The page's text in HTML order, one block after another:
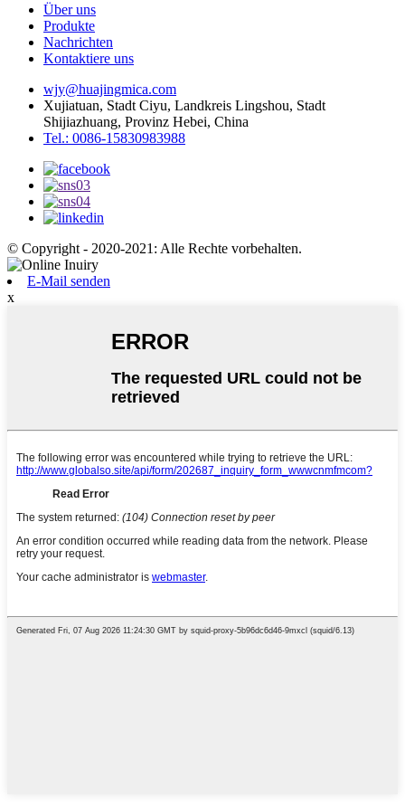
Über uns
Produkte
Nachrichten
Kontaktiere uns
wjy@huajingmica.com
Xujiatuan, Stadt Ciyu, Landkreis Lingshou, Stadt
Shijiazhuang, Provinz Hebei, China
Tel.: 0086-15830983988
© Copyright - 2020-2021: Alle Rechte vorbehalten.
E-Mail senden
x